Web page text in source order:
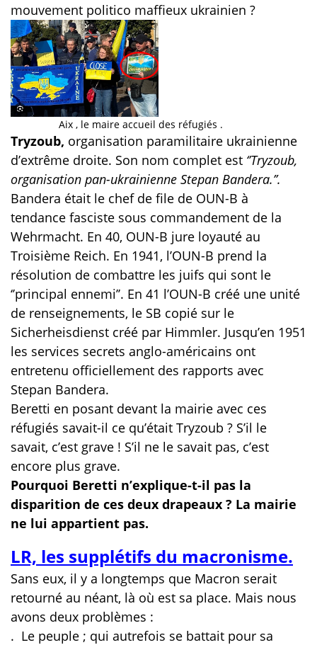
mouvement politico maffieux ukrainien ?
Aix , le maire accueil des réfugiés .
Tryzoub, organisation paramilitaire ukrainienne
d’extrême droite. Son nom complet est ‘’Tryzoub,
organisation pan-ukrainienne Stepan Bandera.’’.
Bandera était le chef de file de OUN-B à
tendance fasciste sous commandement de la
Wehrmacht. En 40, OUN-B jure loyauté au
Troisième Reich. En 1941, l’OUN-B prend la
résolution de combattre les juifs qui sont le
‘’principal ennemi’’. En 41 l’OUN-B créé une unité
de renseignements, le SB copié sur le
Sicherheisdienst créé par Himmler. Jusqu’en 1951
les services secrets anglo-américains ont
entretenu officiellement des rapports avec
Stepan Bandera.
Beretti en posant devant la mairie avec ces
réfugiés savait-il ce qu’était Tryzoub ? S’il le
savait, c’est grave ! S’il ne le savait pas, c’est
encore plus grave.
Pourquoi Beretti n’explique-t-il pas la
disparition de ces deux drapeaux ? La mairie
ne lui appartient pas.
LR, les supplétifs du macronisme.
Sans eux, il y a longtemps que Macron serait
retourné au néant, là où est sa place. Mais nous
avons deux problèmes :
. Le peuple ; qui autrefois se battait pour sa